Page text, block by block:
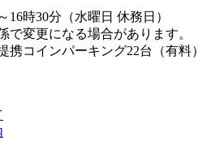
16時30分（水曜日 休務日）
変更になる場合があります。
携コインパーキング22台（有料）